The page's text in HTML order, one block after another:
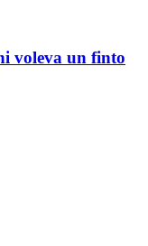
voleva un finto